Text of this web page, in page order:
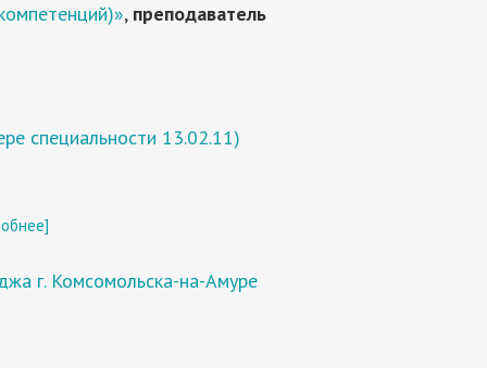
, преподаватель
специальности 13.02.11)
г. Комсомольска-на-Амуре